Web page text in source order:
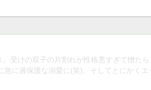
。受けの双子の片割れが性格悪すぎて憎た
急に過保護な溺愛に(笑)。そしてとにかく